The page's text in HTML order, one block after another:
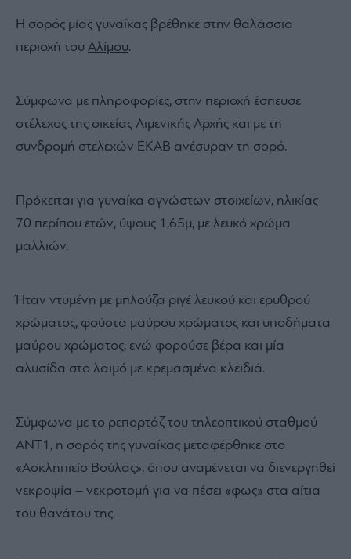
Η σορός μίας γυναίκας βρέθηκε στην θαλάσσια
περιοχή του Αλίμου.
Σύμφωνα με πληροφορίες, στην περιοχή έσπευσε
στέλεχος της οικείας Λιμενικής Αρχής και με τη
συνδρομή στελεχών ΕΚΑΒ ανέσυραν τη σορό.
Πρόκειται για γυναίκα αγνώστων στοιχείων, ηλικίας
70 περίπου ετών, ύψους 1,65μ, με λευκό χρώμα
μαλλιών.
Ήταν ντυμένη με μπλούζα ριγέ λευκού και ερυθρού
χρώματος, φούστα μαύρου χρώματος και υποδήματα
μαύρου χρώματος, ενώ φορούσε βέρα και μία
αλυσίδα στο λαιμό με κρεμασμένα κλειδιά.
Σύμφωνα με το ρεπορτάζ του τηλεοπτικού σταθμού
ΑΝΤ1, η σορός της γυναίκας μεταφέρθηκε στο
«Ασκληπιείο Βούλας», όπου αναμένεται να διενεργηθεί
νεκροψία – νεκροτομή για να πέσει «φως» στα αίτια
του θανάτου της.